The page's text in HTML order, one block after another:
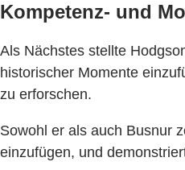
Kompetenz- und
Als Nächstes stellte
historischer Momente
zu erforschen.
Sowohl er als auch Busnur
einzufügen, und